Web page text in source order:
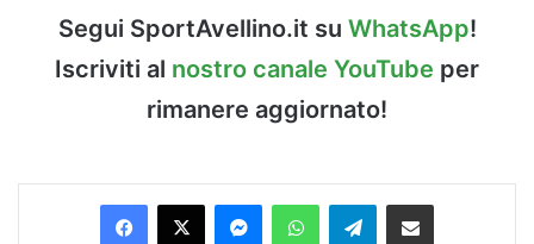
Segui SportAvellino.it su WhatsApp!
Iscriviti al nostro canale YouTube per
rimanere aggiornato!
Facebook
X MessengerWhatsAppTelegramCondividi via Email